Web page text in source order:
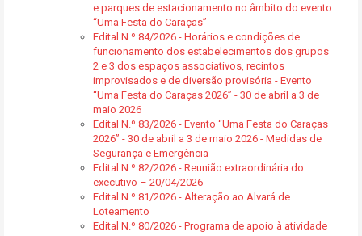
e parques de estacionamento no âmbito do evento
“Uma Festa do Caraças”
Edital N.º 84/2026 - Horários e condições de
funcionamento dos estabelecimentos dos grupos
2 e 3 dos espaços associativos, recintos
improvisados e de diversão provisória - Evento
“Uma Festa do Caraças 2026” - 30 de abril a 3 de
maio 2026
Edital N.º 83/2026 - Evento “Uma Festa do Caraças
2026” - 30 de abril a 3 de maio 2026 - Medidas de
Segurança e Emergência
Edital N.º 82/2026 - Reunião extraordinária do
executivo – 20/04/2026
Edital N.º 81/2026 - Alteração ao Alvará de
Loteamento
Edital N.º 80/2026 - Programa de apoio à atividade